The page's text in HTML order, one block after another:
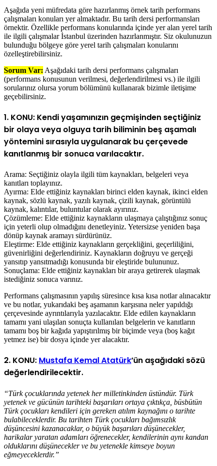
Aşağıda yeni müfredata göre hazırlanmış örnek tarih performans
çalışmaları konuları yer almaktadır. Bu tarih dersi performansları
örnektir. Özellikle performans konularında içinde yer alan yerel tarih
ile ilgili çalışmalar İstanbul üzerinden hazırlanmıştır. Siz okulunuzun
bulunduğu bölgeye göre yerel tarih çalışmaları konularını
özelleştirebilirsiniz.
Sorum Var: Aşağıdaki tarih dersi performans çalışmaları
(performans konusunun verilmesi, değerlendirilmesi vs.) ile ilgili
sorularınız olursa yorum bölümünü kullanarak bizimle iletişime
geçebilirsiniz.
1. KONU: Kendi yaşamınızın geçmişinden seçtiğiniz
bir olaya veya olguya tarih biliminin beş aşamalı
yöntemini sırasıyla uygulanarak bu çerçevede
kanıtlanmış bir sonuca varılacaktır.
Arama: Seçtiğiniz olayla ilgili tüm kaynakları, belgeleri veya
kanıtları toplayınız.
Ayırma: Elde ettiğiniz kaynakları birinci elden kaynak, ikinci elden
kaynak, sözlü kaynak, yazılı kaynak, çizili kaynak, görüntülü
kaynak, kalıntılar, buluntular olarak ayırınız.
Çözümleme: Elde ettiğiniz kaynakların ulaşmaya çalıştığınız sonuç
için yeterli olup olmadığını denetleyiniz. Yetersizse yeniden başa
dönüp kaynak aramayı sürdürünüz.
Eleştirme: Elde ettiğiniz kaynakların gerçekliğini, geçerliliğini,
güvenirliğini değerlendiriniz. Kaynakların doğruyu ve gerçeği
yansıtıp yansıtmadığı konusunda bir eleştiride bulununuz.
Sonuçlama: Elde ettiğiniz kaynakları bir araya getirerek ulaşmak
istediğiniz sonuca varınız.
Performans çalışmasının yapılış süresince kısa kısa notlar alınacaktır
ve bu notlar, yukarıdaki beş aşamanın karşısına neler yapıldığı
çerçevesinde ayrıntılarıyla yazılacaktır. Elde edilen kaynakların
tamamı yani ulaşılan sonuçta kullanılan belgelerin ve kanıtların
tamamı boş bir kağıda yapıştırılmış bir biçimde veya (boş kağıt
yetmez ise) bir dosya içinde yer alacaktır.
2. KONU: Mustafa Kemal Atatürk’ün aşağıdaki sözü
değerlendirilecektir.
“Türk çocuklarında yetenek her milletinkinden üstündür. Türk
yetenek ve gücünün tarihteki başarıları ortaya çıktıkça, büsbütün
Türk çocukları kendileri için gereken atılım kaynağını o tarihte
bulabileceklerdir. Bu tarihten Türk çocukları bağımsızlık
düşüncesini kazanacaklar, o büyük başarıları düşünecekler,
harikalar yaratan adamları öğrenecekler, kendilerinin aynı kandan
olduklarını düşünecekler ve bu yetenekle kimseye boyun
eğmeyeceklerdir.”